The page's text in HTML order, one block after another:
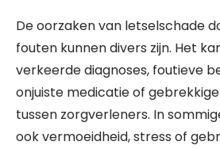
De oorzaken van letselschade
fouten kunnen divers zijn. Het
verkeerde diagnoses, foutieve
onjuiste medicatie of
tussen zorgverleners. In
ook vermoeidheid, stress of